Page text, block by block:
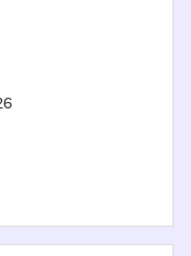
Documentaliste F/H